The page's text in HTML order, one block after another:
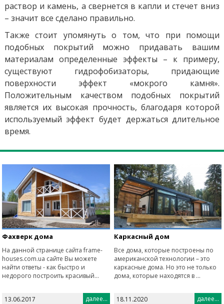
раствор и камень, а свернется в капли и стечет вниз
– значит все сделано правильно.
Также стоит упомянуть о том, что при помощи
подобных покрытий можно придавать вашим
материалам определенные эффекты – к примеру,
существуют гидрофобизаторы, придающие
поверхности эффект «мокрого камня».
Положительным качеством подобных покрытий
является их высокая прочность, благодаря которой
используемый эффект будет держаться длительное
время.
Фахверк дома
На данной странице сайта frame-
houses.com.ua сайте Вы можете
найти ответы - как быстро и
недорого построить красивый...
13.06.2017 далее...
Каркасный дом
Все дома, которые построены по
американской технологии – это
каркасные дома. Но это не только
дома, которые находятся в ...
18.11.2020 далее...